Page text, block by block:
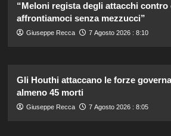
“Meloni regista degli attacchi contro
affrontiamoci senza mezzucci”
Giuseppe Recca 7 Agosto 2026 : 8:10
Gli Houthi attaccano le forze
almeno 45 morti
Giuseppe Recca 7 Agosto 2026 : 8:05